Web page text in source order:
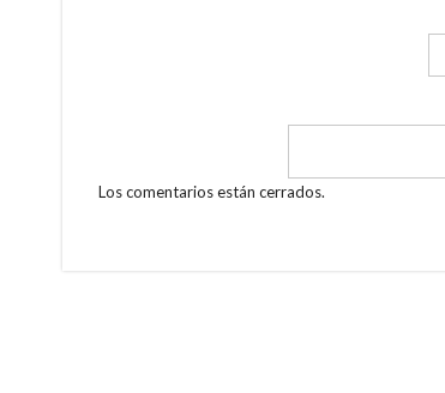
Los comentarios están cerrados.